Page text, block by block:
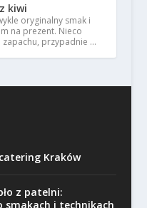
kiwi
oryginalny smak i
na prezent. Nieco
zapachu, przypadnie …
Kraków
z patelni:
smakach i technikach